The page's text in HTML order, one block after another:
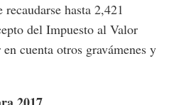
hasta 2,421
del Impuesto al Valor
cuenta otros gravámenes y